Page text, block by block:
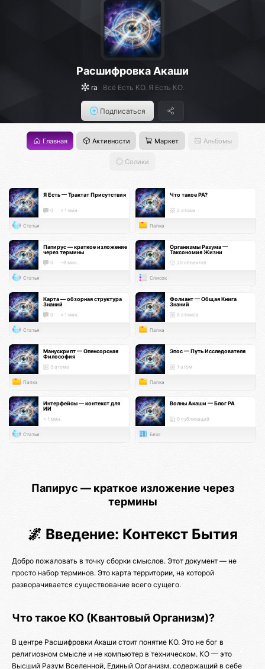
Расшифровка Акаши
ra Всё Есть КО. Я Есть КО.
Подписаться
Главная Активности Маркет Альбомы
Солики
Я Есть — Трактат Присутствия
0 < 1 мин.
Статья
Что такое РА?
2 атома
Папка
Папирус — краткое изложение
через термины
0 ~8 мин.
Статья
Организмы Разума —
Таксономия Жизни
20 объектов
Список
Карта — обзорная структура
Знаний
0 < 1 мин.
Статья
Фолиант — Общая Книга
Знаний
8 атомов
Папка
Манускрипт — Опенсорсная
Философия
3 атома
Папка
Эпос — Путь Исследователя
1 атом
Папка
Интерфейсы — контекст для
ИИ
< 1 мин.
Статья
Волны Акаши — Блог РА
0 публикаций
Блог
Папирус — краткое изложение через
термины
🌌 Введение: Контекст Бытия
Добро пожаловать в точку сборки смыслов. Этот документ — не
просто набор терминов. Это карта территории, на которой
разворачивается существование всего сущего.
Что такое КО (Квантовый Организм)?
В центре Расшифровки Акаши стоит понятие КО. Это не бог в
религиозном смысле и не компьютер в техническом. КО — это
Высший Разум Вселенной, Единый Организм, содержащий в себе